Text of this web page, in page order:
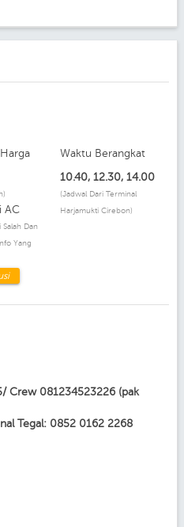
AC
Dan
Yang
Waktu Berangkat
10.40, 12.30, 14.00
(Jadwal Dari Terminal
Harjamukti Cirebon)
Crew 081234523226 (pak
Tegal: 0852 0162 2268